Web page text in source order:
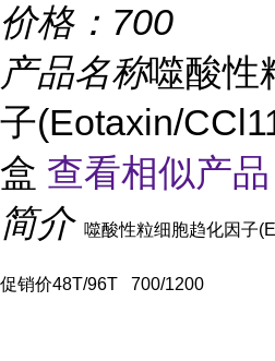
价格： 700
产品名称噬酸性
子(Eotaxin/
盒 查看相似产
简介 噬酸性粒细胞趋化因子
促销价48T/96T 700/1200